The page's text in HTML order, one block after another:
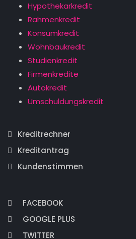
Hypothekarkredit
Rahmenkredit
Konsumkredit
Wohnbaukredit
Studienkredit
Firmenkredite
Autokredit
Umschuldungskredit
Kreditrechner
Kreditantrag
Kundenstimmen
FACEBOOK
GOOGLE PLUS
TWITTER